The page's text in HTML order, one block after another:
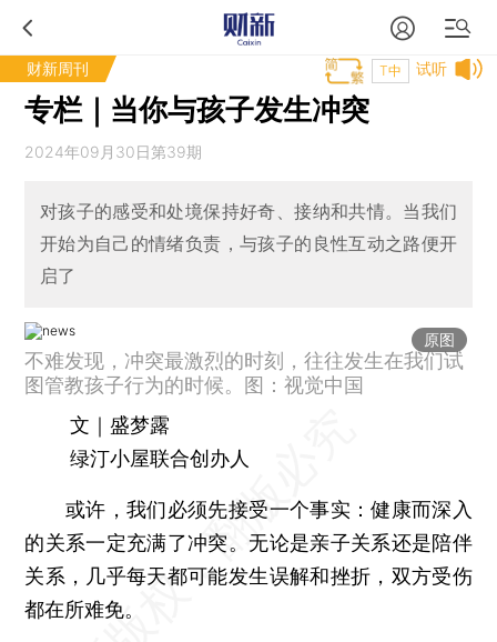
财新周刊 试听
T中
专栏｜当你与孩子发生冲突
2024年09月30日第39期
对孩子的感受和处境保持好奇、接纳和共情。当我们
开始为自己的情绪负责，与孩子的良性互动之路便开
启了
原图
不难发现，冲突最激烈的时刻，往往发生在我们试
图管教孩子行为的时候。图：视觉中国
文｜盛梦露
绿汀小屋联合创办人
或许，我们必须先接受一个事实：健康而深入
的关系一定充满了冲突。无论是亲子关系还是陪伴
关系，几乎每天都可能发生误解和挫折，双方受伤
都在所难免。